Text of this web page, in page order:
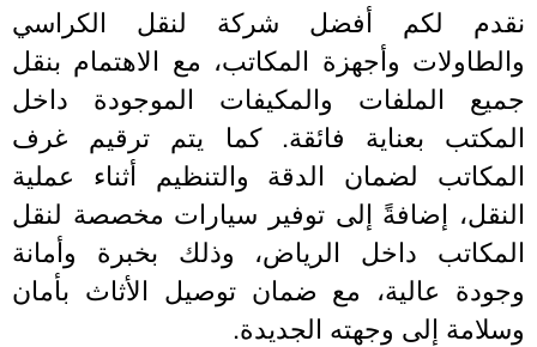
لكم أفضل شركة لنقل الكراسي
وأجهزة المكاتب، مع الاهتمام بنقل
الملفات والمكيفات الموجودة داخل
بعناية فائقة. كما يتم ترقيم غرف
لضمان الدقة والتنظيم أثناء عملية
إضافةً إلى توفير سيارات مخصصة لنقل
داخل الرياض، وذلك بخبرة وأمانة
عالية، مع ضمان توصيل الأثاث بأمان
إلى وجهته الجديدة.